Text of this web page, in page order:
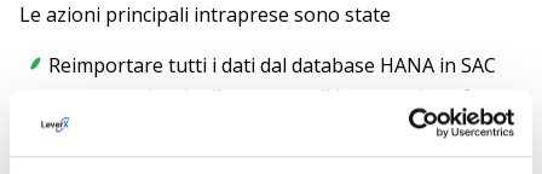
Le azioni principali intraprese sono state
Reimportare tutti i dati dal database HANA in SAC
per garantire che il processo di importazione fosse
completo e che nessun record venisse rifiutato.